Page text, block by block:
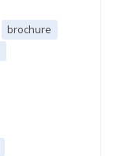
brochure